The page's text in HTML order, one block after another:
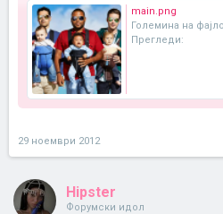
main.png
Големина на
Прегледи:
29 ноември 2012
Hipster
Форумски идол